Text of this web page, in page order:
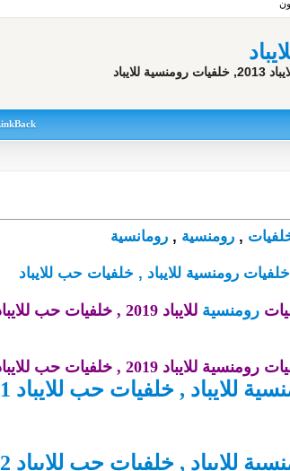
,رومنسية ,رومانسية
رومنسية للايباد , خلفيات حب للايباد
رومنسية للايباد 2019 , خلفيات حب للايباد 2019
للايباد 2019 , خلفيات حب للايباد 2019